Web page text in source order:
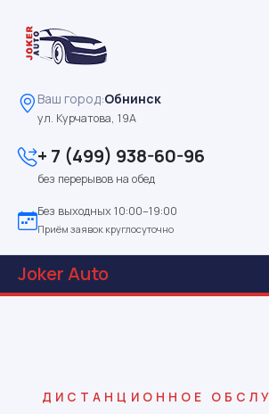
Ваш город:Обнинск
ул. Курчатова, 19А
+ 7 (499) 938-60-96
без перерывов на обед
Без выходных 10:00–19:00
Приём заявок круглосуточно
JokerAuto
ДИСТАНЦИОННОЕ